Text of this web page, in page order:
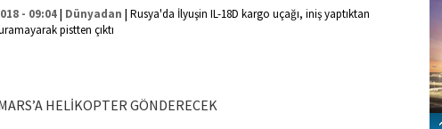
- 09:04| Dünyadan | Rusya'da İlyuşin IL-18D kargo uçağı, iniş yaptıktan
pistten çıktı
HELİKOPTER GÖNDERECEK